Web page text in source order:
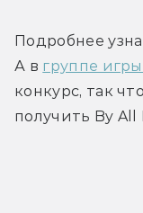
Подробнее
А в группе
конкурс, так
получить By All